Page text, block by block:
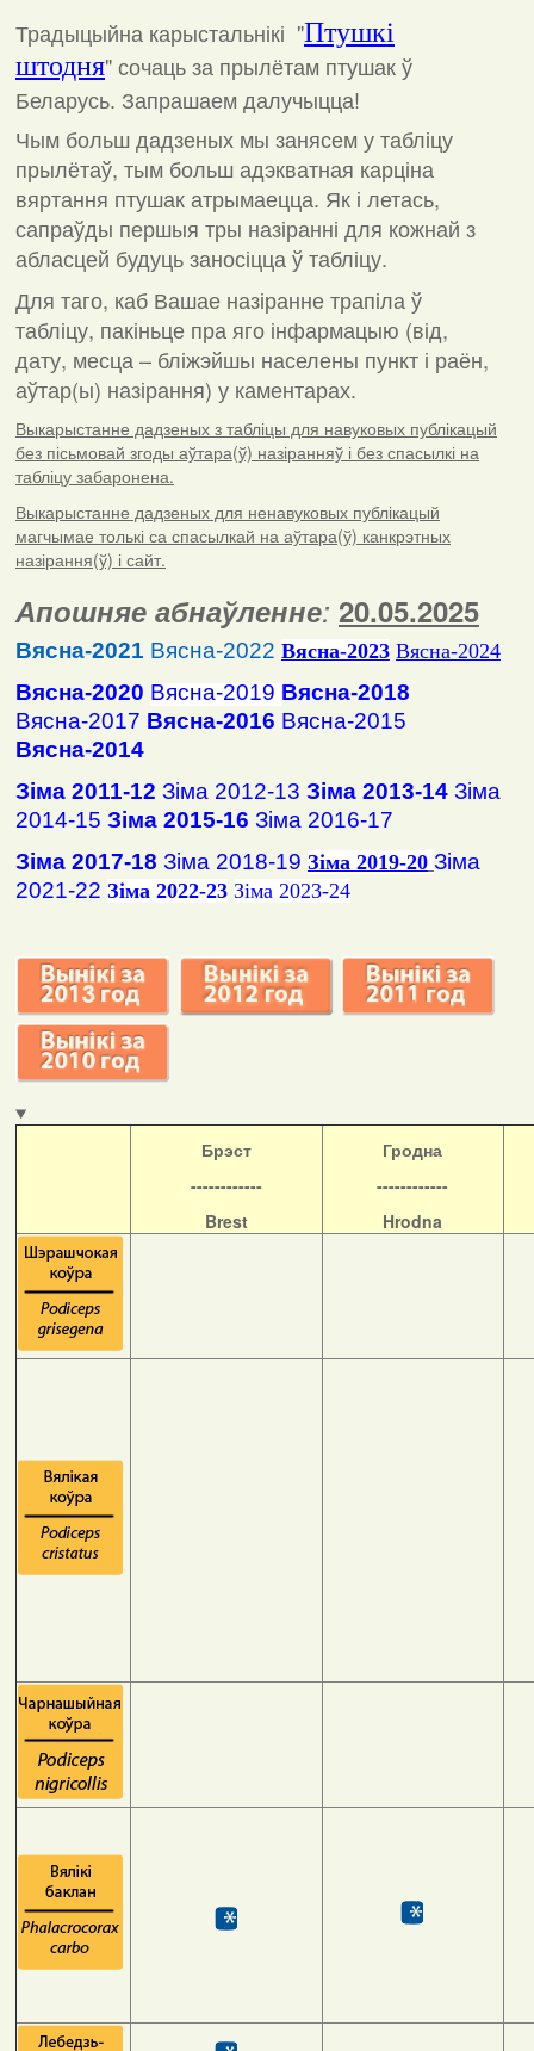
Традыцыйна карыстальнікі "Птушкі
штодня"сочаць за прылётам птушак ў
Беларусь. Запрашаем далучыцца!
Чым больш дадзеных мы занясем у табліцу
прылётаў, тым больш адэкватная карціна
вяртання птушак атрымаецца. Як і летась,
сапраўды першыя тры назіранні для кожнай з
абласцей будуць заносіцца ў табліцу.
Для таго, каб Вашае назіранне трапіла ў
табліцу, пакіньце пра яго інфармацыю (від,
дату, месца – бліжэйшы населены пункт і раён,
аўтар(ы) назірання) у каментарах.
Выкарыстанне дадзеных з табліцы для навуковых публікацый
без пісьмовай згоды аўтара(ў) назіранняў і без спасылкі на
табліцу забаронена.
Выкарыстанне дадзеных для ненавуковых публікацый
магчымае толькі са спасылкай на аўтара(ў) канкрэтных
назірання(ў) і сайт.
Апошняе абнаўленне: 20.05.2025
Вясна-2021 Вясна-2022 Вясна-2023 Вясна-2024
Вясна-2020 Вясна-2019 Вясна-2018
Вясна-2017 Вясна-2016 Вясна-2015
Вясна-2014
Зіма 2011-12 Зіма 2012-13 Зіма 2013-14 Зіма
2014-15 Зіма 2015-16 Зіма 2016-17
Зіма 2017-18 Зіма 2018-19 Зіма 2019-20 Зіма
2021-22 Зіма 2022-23 Зіма 2023-24
Брэст
------------
Brest
Гродна
------------
Hrodna